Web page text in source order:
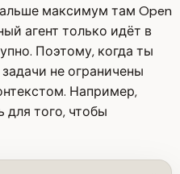
максимум там Open
агент только идёт в
Поэтому, когда ты
не ограничены
Например,
для того, чтобы